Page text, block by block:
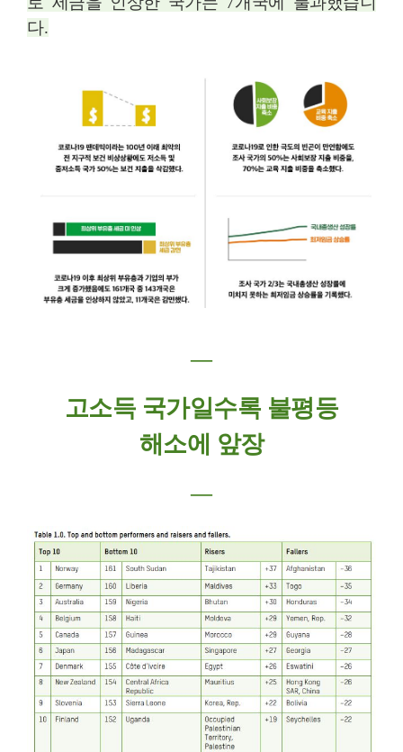
다.
―
고소득 국가일수록 불평등
해소에 앞장
―